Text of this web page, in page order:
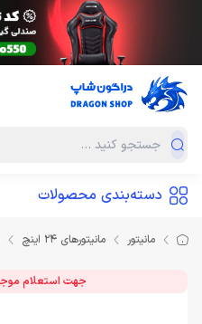
دسته‌بندی محصولات
مانیتور مانیتورهای 24 اینچ
جهت استعلام